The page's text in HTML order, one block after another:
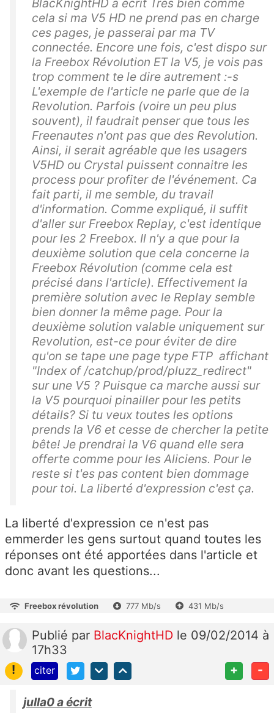
BlacKnightHD a écrit Très bien comme
cela si ma V5 HD ne prend pas en charge
ces pages, je passerai par ma TV
connectée. Encore une fois, c'est dispo sur
la Freebox Révolution ET la V5, je vois pas
trop comment te le dire autrement :-s
L'exemple de l'article ne parle que de la
Revolution. Parfois (voire un peu plus
souvent), il faudrait penser que tous les
Freenautes n'ont pas que des Revolution.
Ainsi, il serait agréable que les usagers
V5HD ou Crystal puissent connaitre les
process pour profiter de l'événement. Ca
fait parti, il me semble, du travail
d'information. Comme expliqué, il suffit
d'aller sur Freebox Replay, c'est identique
pour les 2 Freebox. Il n'y a que pour la
deuxième solution que cela concerne la
Freebox Révolution (comme cela est
précisé dans l'article). Effectivement la
première solution avec le Replay semble
bien donner la même page. Pour la
deuxième solution valable uniquement sur
Revolution, est-ce pour éviter de dire
qu'on se tape une page type FTP affichant
"Index of /catchup/prod/pluzz_redirect"
sur une V5 ? Puisque ca marche aussi sur
la V5 pourquoi pinailler pour les petits
détails? Si tu veux toutes les options
prends la V6 et cesse de chercher la petite
bête! Je prendrai la V6 quand elle sera
offerte comme pour les Aliciens. Pour le
reste si t'es pas content bien dommage
pour toi. La liberté d'expression c'est ça.
La liberté d'expression ce n'est pas
emmerder les gens surtout quand toutes les
réponses ont été apportées dans l'article et
donc avant les questions...
Freebox révolution 777 Mb/s 431 Mb/s
Publié par BlacKnightHD le 09/02/2014 à
17h33
!
citer + -
julla0 a écrit